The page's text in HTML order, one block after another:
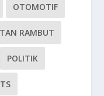
OTOMOTIF
RAMBUT
POLITIK